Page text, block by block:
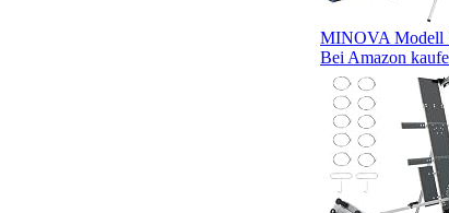
MINOVA Modell
Bei Amazon